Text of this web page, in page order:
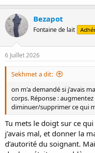
Bezapot
Fontaine de lait
6 Juillet 2026
Sekhmet a dit:
on m'a demandé si j'avais
corps. Réponse :
diminuer/supprimer ce qui
Tu mets le doigt sur ce qui
j’avais mal, et donner la
d’autorité du soignant.